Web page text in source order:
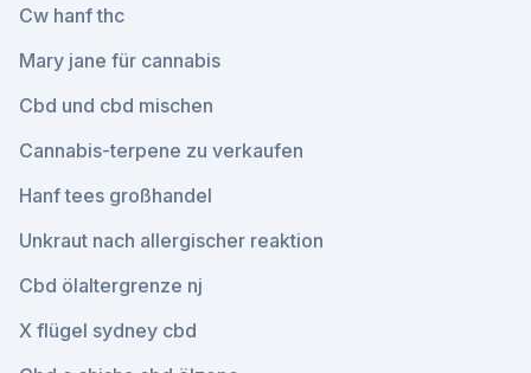
Cw hanf thc
Mary jane für cannabis
Cbd und cbd mischen
Cannabis-terpene zu verkaufen
Hanf tees großhandel
Unkraut nach allergischer reaktion
Cbd ölaltergrenze nj
X flügel sydney cbd